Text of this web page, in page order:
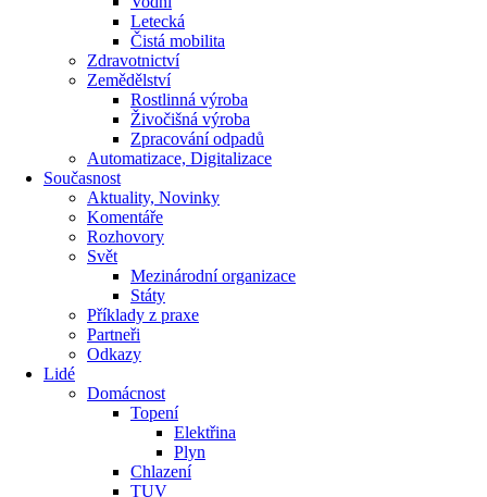
Letecká
Čistá mobilita
Zdravotnictví
Zemědělství
Rostlinná výroba
Živočišná výroba
Zpracování odpadů
Automatizace, Digitalizace
Současnost
Aktuality, Novinky
Komentáře
Rozhovory
Svět
Mezinárodní organizace
Státy
Příklady z praxe
Partneři
Odkazy
Lidé
Domácnost
Topení
Elektřina
Plyn
Chlazení
TUV